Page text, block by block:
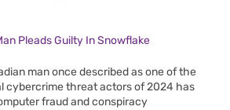
Pleads Guilty In Snowflake
man once described as one of the
cybercrime threat actors of 2024 has
fraud and conspiracy